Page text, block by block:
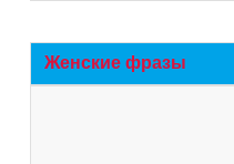
Женские фразы